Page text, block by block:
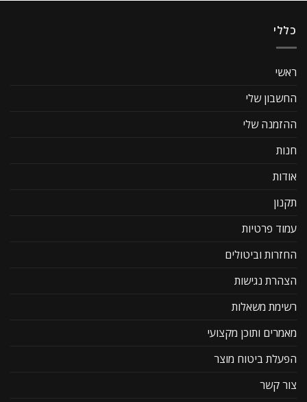
כללי
ראשי
החשבון שלי
ההזמנה שלי
חנות
אודות
תקנון
עמוד פרטיות
החזרות וביטולים
הצהרת נגישות
רשימת משאלות
מאמרים ותוכן מקצועי
הפעלת ביטוח מוצר
צור קשר